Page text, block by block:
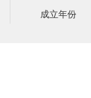
成立年份